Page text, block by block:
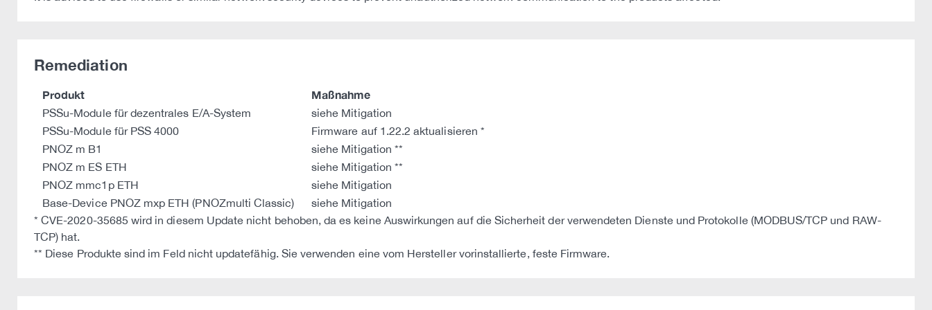
Remediation
Produkt Maßnahme
PSSu-Module für dezentrales E/A-System
siehe Mitigation
PSSu-Module für PSS 4000
Firmware auf 1.22.2 aktualisieren *
PNOZ m B1
siehe Mitigation **
PNOZ m ES ETH
siehe Mitigation **
PNOZ mmc1p ETH
siehe Mitigation
Base-Device PNOZ mxp ETH (PNOZmulti Classic)
siehe Mitigation
* CVE-2020-35685 wird in diesem Update nicht behoben, da es keine Auswirkungen auf die Sicherheit der verwendeten Dienste und Protokolle (MODBUS/TCP und RAW-
TCP) hat.
** Diese Produkte sind im Feld nicht updatefähig. Sie verwenden eine vom Hersteller vorinstallierte, feste Firmware.